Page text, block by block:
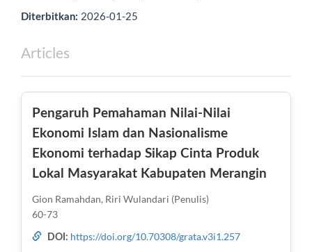
Diterbitkan: 2026-01-25
Articles
Pengaruh Pemahaman Nilai-Nilai
Ekonomi Islam dan Nasionalisme
Ekonomi terhadap Sikap Cinta Produk
Lokal Masyarakat Kabupaten Merangin
Gion Ramahdan, Riri Wulandari (Penulis)
60-73
DOI: https://doi.org/10.70308/grata.v3i1.257